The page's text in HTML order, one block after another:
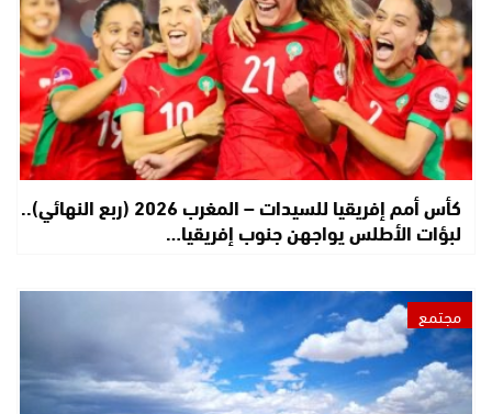
كأس أمم إفريقيا للسيدات – المغرب 2026 (ربع النهائي)..
لبؤات الأطلس يواجهن جنوب إفريقيا…
مجتمع